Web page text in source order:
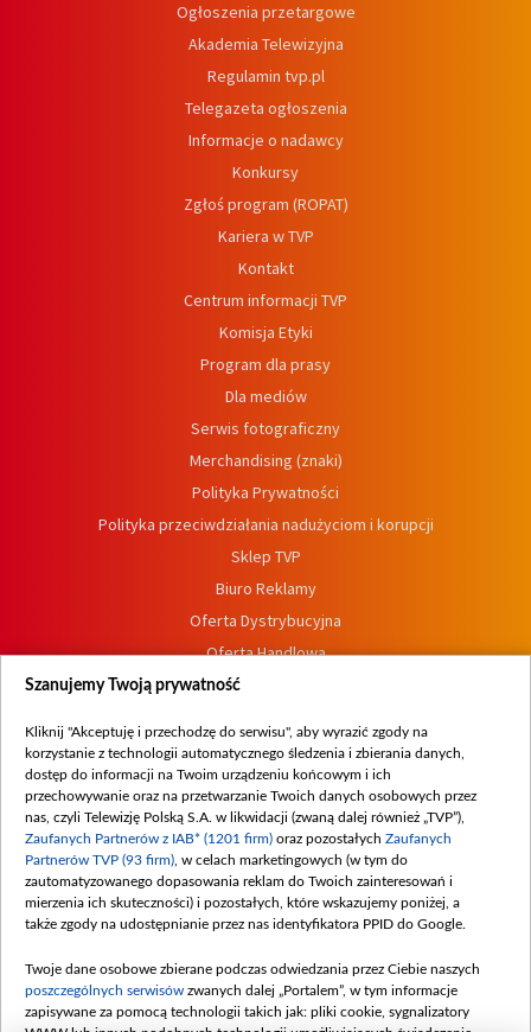
Ogłoszenia przetargowe
Akademia Telewizyjna
Regulamin tvp.pl
Telegazeta ogłoszenia
Informacje o nadawcy
Konkursy
Zgłoś program (ROPAT)
Kariera w TVP
Kontakt
Centrum informacji TVP
Komisja Etyki
Program dla prasy
Dla mediów
Serwis fotograficzny
Merchandising (znaki)
Polityka Prywatności
Polityka przeciwdziałania nadużyciom i korupcji
Sklep TVP
Biuro Reklamy
Oferta Dystrybucyjna
Oferta Handlowa
Dostępność
Procedura zgłoszeń wewnętrznych
Szanujemy Twoją prywatność
Kliknij "Akceptuję i przechodzę do serwisu", aby wyrazić zgody na
korzystanie z technologii automatycznego śledzenia i zbierania danych,
dostęp do informacji na Twoim urządzeniu końcowym i ich
przechowywanie oraz na przetwarzanie Twoich danych osobowych przez
nas, czyli Telewizję Polską S.A. w likwidacji (zwaną dalej również „TVP”),
Zaufanych Partnerów z IAB* (1201 firm) oraz pozostałych Zaufanych
Partnerów TVP (93 firm) , w celach marketingowych (w tym do
zautomatyzowanego dopasowania reklam do Twoich zainteresowań i
mierzenia ich skuteczności) i pozostałych, które wskazujemy poniżej, a
także zgody na udostępnianie przez nas identyfikatora PPID do Google.
Twoje dane osobowe zbierane podczas odwiedzania przez Ciebie naszych
poszczególnych serwisów zwanych dalej „Portalem”, w tym informacje
zapisywane za pomocą technologii takich jak: pliki cookie, sygnalizatory